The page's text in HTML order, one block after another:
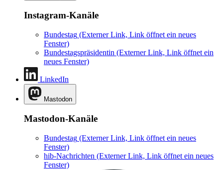
Instagram-Kanäle
Bundestag (Externer Link, Link öffnet ein neues
Fenster)
Bundestagspräsidentin (Externer Link, Link öffnet ein
neues Fenster)
LinkedIn
Mastodon
Mastodon-Kanäle
Bundestag (Externer Link, Link öffnet ein neues
Fenster)
hib-Nachrichten (Externer Link, Link öffnet ein neues
Fenster)